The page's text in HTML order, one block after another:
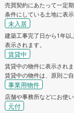
売買契約にあたって一定
条件にしている土地に表示
未入居
建築工事完了日から1年
表示されます。
賃貸中
賃貸中の物件に表示されま
賃貸中の物件は、原則ご
事業用物件
店舗や事務所などにお使
元付